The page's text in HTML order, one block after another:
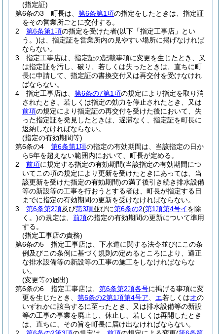
(指定証)
第6条の3
町長は、 第6条第1項の指定をしたときは、指定証
をその営業所ごとに交付する。
2
第6条第1項の指定を受けた者(以下「指定工事店」とい
う。)は、指定証を営業所内の見やすい場所に掲げなければ
ならない。
3
指定工事店は、指定証の記載事項に変更を生じたとき、又
は指定証を汚し、破り、若しくは失ったときは、直ちに町
長に申請して、指定証の書換交付又は再交付を受けなけれ
ばならない。
4
指定工事店は、 第6条の7第1項の規定により指定を取り消
されたとき、若しくは指定の効力を停止されたとき、又は
前項の規定により指定証の再交付を受けた後において、失
った指定証を発見したときは、遅滞なく、指定証を町長に
返納しなければならない。
(指定の有効期間等)
第6条の4
第6条第1項の指定の有効期間は、当該指定の日か
ら5年を超えない範囲内において、町長が定める。
2
前項に規定する指定の有効期間(当該指定の有効期間につ
いてこの項の規定により更新を受けたときにあっては、当
該更新を受けた指定の有効期間)の満了後引き続き排水設備
等の新設等の工事を行おうとする者は、町長が指定する日
までに指定の有効期間の更新を受けなければならない。
3
第6条第2項及び第3項並びに第6条の2(第1項第4号イを除
く。)の規定は、 前項の指定の有効期間の更新について準用
する。
(指定工事店の責務)
第6条の5
指定工事店は、下水道に関する法令並びにこの条
例及びこの条例に基づく規則の定めるところにより、適正
な排水設備等の新設等の工事の施工をしなければならな
い。
(変更等の届出)
第6条の6
指定工事店は、 第6条第2項各号に掲げる事項に変
更を生じたとき、 第6条の2第1項第4号ア エ若しくはオの
いずれかに該当するに至ったとき、又は排水設備等の新設
等の工事の事業を廃止し、休止し、若しくは再開したとき
は、直ちに、その旨を町長に届け出なければならない。